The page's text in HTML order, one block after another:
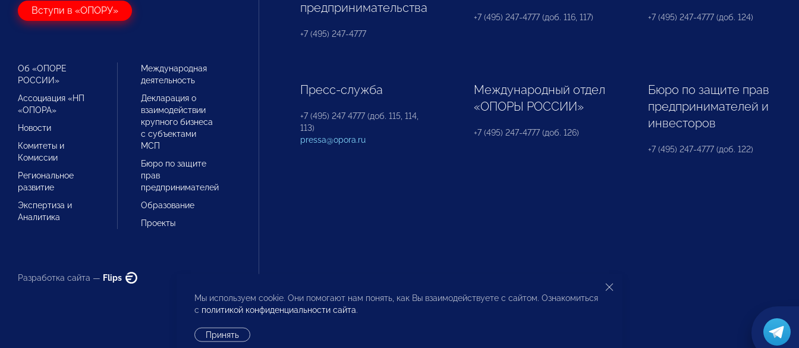
Вступи в «ОПОРУ»
Об «ОПОРЕ
РОССИИ»
Ассоциация «НП
«ОПОРА»
Новости
Комитеты и
Комиссии
Региональное
развитие
Экспертиза и
Аналитика
Международная
деятельность
Декларация о
взаимодействии
крупного бизнеса
с субъектами
МСП
Бюро по защите
прав
предпринимателей
Образование
Проекты
Разработка сайта — Flips
предпринимательства
+7 (495) 247-4777
+7 (495) 247-4777 (доб. 116, 117) +7 (495) 247-4777 (доб. 124)
Пресс-служба
+7 (495) 247 4777 (доб. 115, 114,
113)
pressa@opora.ru
Международный отдел
«ОПОРЫ РОССИИ»
+7 (495) 247-4777 (доб. 126)
Бюро по защите прав
предпринимателей и
инвесторов
+7 (495) 247-4777 (доб. 122)
Мы используем cookie. Они помогают нам понять, как Вы взаимодействуете с сайтом. Ознакомиться
с политикой конфиденциальности сайта.
Принять